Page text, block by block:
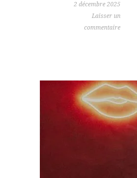
2 décembre 2025
Laisser un
commentaire